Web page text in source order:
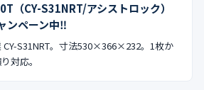
（CY-S31NRT/アシストロック）
ンペーン中‼︎
S31NRT。寸法530×366×232。1枚か
対応。